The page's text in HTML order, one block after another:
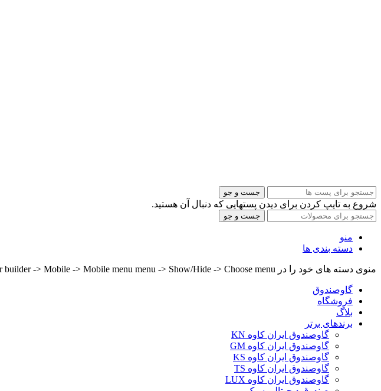
جست و جو
شروع به تایپ کردن برای دیدن پستهایی که دنبال آن هستید.
جست و جو
منو
دسته بندی ها
منوی دسته های خود را در Header builder -> Mobile -> Mobile menu menu -> Show/Hide -> Choose menu تنظیم کنید.
گاوصندوق
فروشگاه
بلاگ
برندهای برتر
گاوصندوق ایران کاوه KN
گاوصندوق ایران کاوه GM
گاوصندوق ایران کاوه KS
گاوصندوق ایران کاوه TS
گاوصندوق ایران کاوه LUX